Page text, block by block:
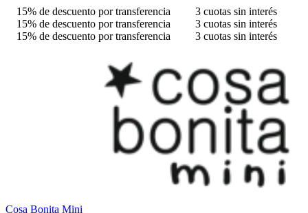
15% de descuento por transferencia
3 cuotas sin interés
15% de descuento por transferencia
3 cuotas sin interés
15% de descuento por transferencia
3 cuotas sin interés
Cosa Bonita Mini